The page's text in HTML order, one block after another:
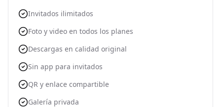
Invitados ilimitados
Foto y video en todos los planes
Descargas en calidad original
Sin app para invitados
QR y enlace compartible
Galería privada